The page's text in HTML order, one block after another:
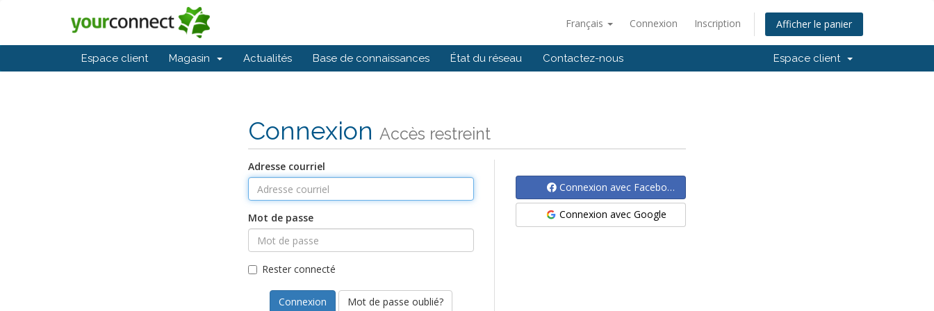
Français Connexion Inscription Afficher le panier
Espace client Magasin Actualités Base de connaissances État du réseau Contactez-nous Espace client
Connexion Accès restreint
Adresse courriel
Mot de passe
Rester connecté
Mot de passe oublié?
Connexion avec Facebook
Connexion avec Google